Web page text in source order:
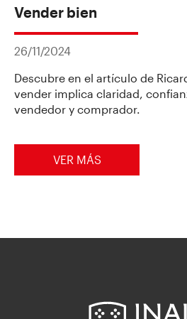
Vender bien
26/11/2024
Descubre en el artículo de
vender implica claridad,
vendedor y comprador.
VER MÁS